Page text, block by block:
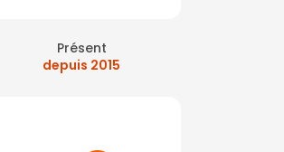
Présent
depuis 2015